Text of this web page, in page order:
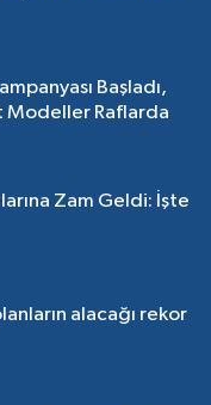
Başladı,
Modeller Raflarda
Zam Geldi: İşte
alacağı rekor